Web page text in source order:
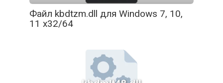
Файл kbdtzm.dll для Windows 7, 10,
11 x32/64